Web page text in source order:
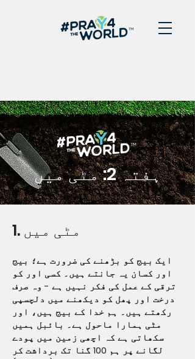
ہفتہ 2: مٹی میں
1. مٹی میں
ایک بیج کو بڑھنے کی ضرورت ہے؛ بیج
اور کسان یہ جانتے ہیں۔ کسی اور کو
ترقی کے عمل کی فکر نہیں ہے - وہ صرف
درخت اور پھل کو دیکھنے میں دلچسپی
رکھتے ہیں۔ ہم خدا کے بیج ہیں، اور
مٹی ہمارا ماحول ہے۔ بائبل ہمیں
سکھاتی ہے کہ اچھی زمین میں پودے
لگانے پر ہم 100 گنا تک برداشت کر